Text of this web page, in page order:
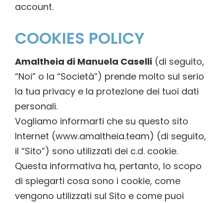
account.
COOKIES POLICY
Amaltheia di Manuela Caselli (di seguito,
“Noi” o la “Società”) prende molto sul serio
la tua privacy e la protezione dei tuoi dati
personali.
Vogliamo informarti che su questo sito
Internet (www.amaltheia.team) (di seguito,
il “Sito”) sono utilizzati dei c.d. cookie.
Questa informativa ha, pertanto, lo scopo
di spiegarti cosa sono i cookie, come
vengono utilizzati sul Sito e come puoi